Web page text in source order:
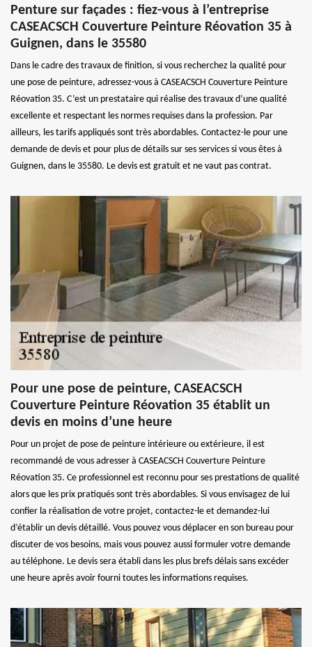
Penture sur façades : fiez-vous à l’entreprise
CASEACSCH Couverture Peinture Réovation 35 à
Guignen, dans le 35580
Dans le cadre des travaux de finition, si vous recherchez la qualité pour
une pose de peinture, adressez-vous à CASEACSCH Couverture Peinture
Réovation 35. C’est un prestataire qui réalise des travaux d’une qualité
excellente et respectant les normes requises dans la profession. Par
ailleurs, les tarifs appliqués sont très abordables. Contactez-le pour une
demande de devis et pour plus de détails sur ses services si vous êtes à
Guignen, dans le 35580. Le devis est gratuit et ne vaut pas contrat.
Pour une pose de peinture, CASEACSCH
Couverture Peinture Réovation 35 établit un
devis en moins d’une heure
Pour un projet de pose de peinture intérieure ou extérieure, il est
recommandé de vous adresser à CASEACSCH Couverture Peinture
Réovation 35. Ce professionnel est reconnu pour ses prestations de qualité
alors que les prix pratiqués sont très abordables. Si vous envisagez de lui
confier la réalisation de votre projet, contactez-le et demandez-lui
d’établir un devis détaillé. Vous pouvez vous déplacer en son bureau pour
discuter de vos besoins, mais vous pouvez aussi formuler votre demande
au téléphone. Le devis sera établi dans les plus brefs délais sans excéder
une heure après avoir fourni toutes les informations requises.